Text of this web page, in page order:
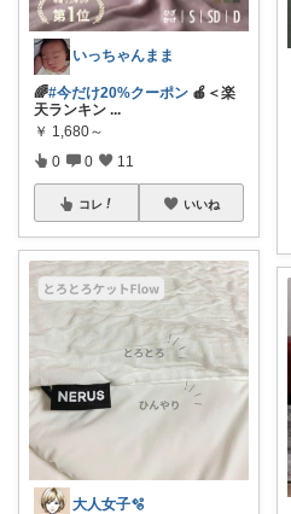
いっちゃんまま
🌈#今だけ20%クーポン 🍎＜楽
天ランキン ...
￥ 1,680～
0 0 11
コレ いいね
大人女子🫧